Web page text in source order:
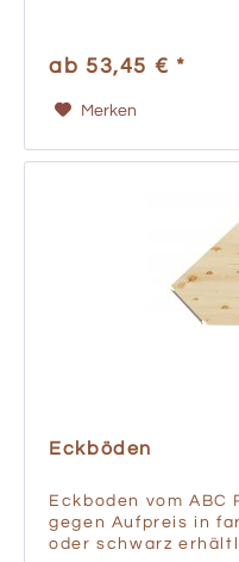
ab 53,45 € *
Merken
Eckböden
Eckboden vom ABC
gegen Aufpreis in
oder schwarz